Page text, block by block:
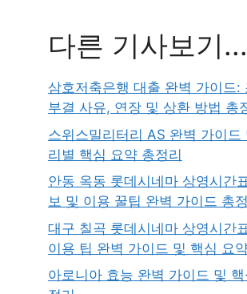
다른 기사보기...
삼호저축은행 대출 완벽 가이드:
부결 사유, 연장 및 상환 방법 총
스위스밀리터리 AS 완벽 가이드
리별 핵심 요약 총정리
안동 옥동 롯데시네마 상영시간
보 및 이용 꿀팁 완벽 가이드 총
대구 칠곡 롯데시네마 상영시간
이용 팁 완벽 가이드 및 핵심 요
아로니아 효능 완벽 가이드 및